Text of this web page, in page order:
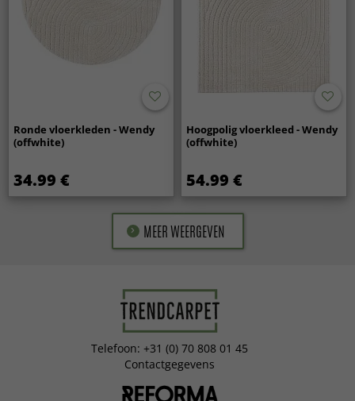
Ronde vloerkleden - Wendy
(offwhite)
34.99 €
Hoogpolig vloerkleed - Wendy
(offwhite)
54.99 €
MEER WEERGEVEN
Telefoon: +31 (0) 70 808 01 45
Contactgegevens